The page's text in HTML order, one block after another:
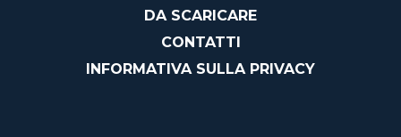
DA SCARICARE
CONTATTI
INFORMATIVA SULLA PRIVACY